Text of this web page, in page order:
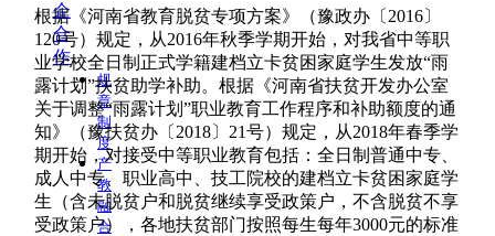
企
合
作
规
章
制
度
产
教
融
合
根据《河南省教育脱贫专项方案》（豫政办〔2016〕
120号）规定，从2016年秋季学期开始，对我省中等职
业学校全日制正式学籍建档立卡贫困家庭学生发放“雨
露计划”扶贫助学补助。根据《河南省扶贫开发办公室
关于调整“雨露计划”职业教育工作程序和补助额度的通
知》（豫扶贫办〔2018〕21号）规定，从2018年春季学
期开始，对接受中等职业教育包括：全日制普通中专、
成人中专、职业高中、技工院校的建档立卡贫困家庭学
生（含未脱贫户和脱贫继续享受政策户，不含脱贫不享
受政策户），各地扶贫部门按照每生每年3000元的标准